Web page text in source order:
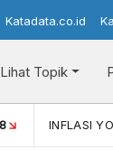
Katadata.co.id
Lihat Topik
INFLASI YOY (JUL)